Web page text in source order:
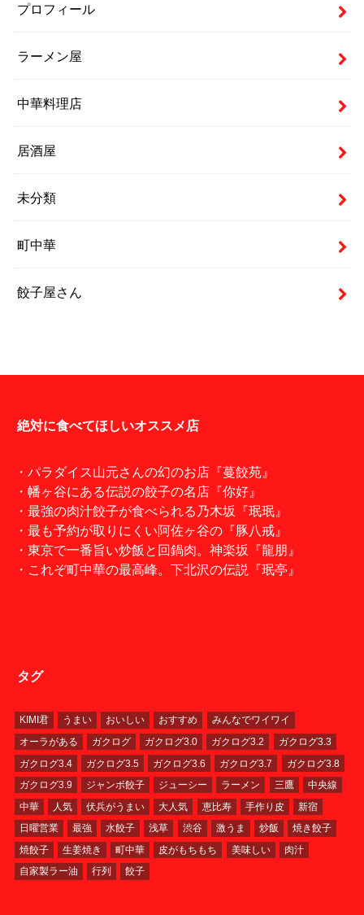
プロフィール
ラーメン屋
中華料理店
居酒屋
未分類
町中華
餃子屋さん
絶対に食べてほしいオススメ店
・パラダイス山元さんの幻のお店『蔓餃苑』
・幡ヶ谷にある伝説の餃子の名店『你好』
・最強の肉汁餃子が食べられる乃木坂『珉珉』
・最も予約が取りにくい阿佐ヶ谷の『豚八戒』
・東京で一番旨い炒飯と回鍋肉。神楽坂『龍朋』
・これぞ町中華の最高峰。下北沢の伝説『珉亭』
タグ
KIMI君 うまい おいしい おすすめ
みんなでワイワイ
オーラがある
ガクログ ガクログ3.0 ガクログ3.2
ガクログ3.3
ガクログ3.4
ガクログ3.5 ガクログ3.6 ガクログ3.7
ガクログ3.8
ガクログ3.9
ジャンボ餃子 ジューシー ラーメン 三鷹
中央線
中華
人気 伏兵がうまい 大人気 恵比寿 手作り皮
新宿
日曜営業
最強 水餃子 浅草 渋谷 激うま 炒飯
焼き餃子
焼餃子
生姜焼き 町中華 皮がもちもち 美味しい
肉汁
自家製ラー油
行列 餃子